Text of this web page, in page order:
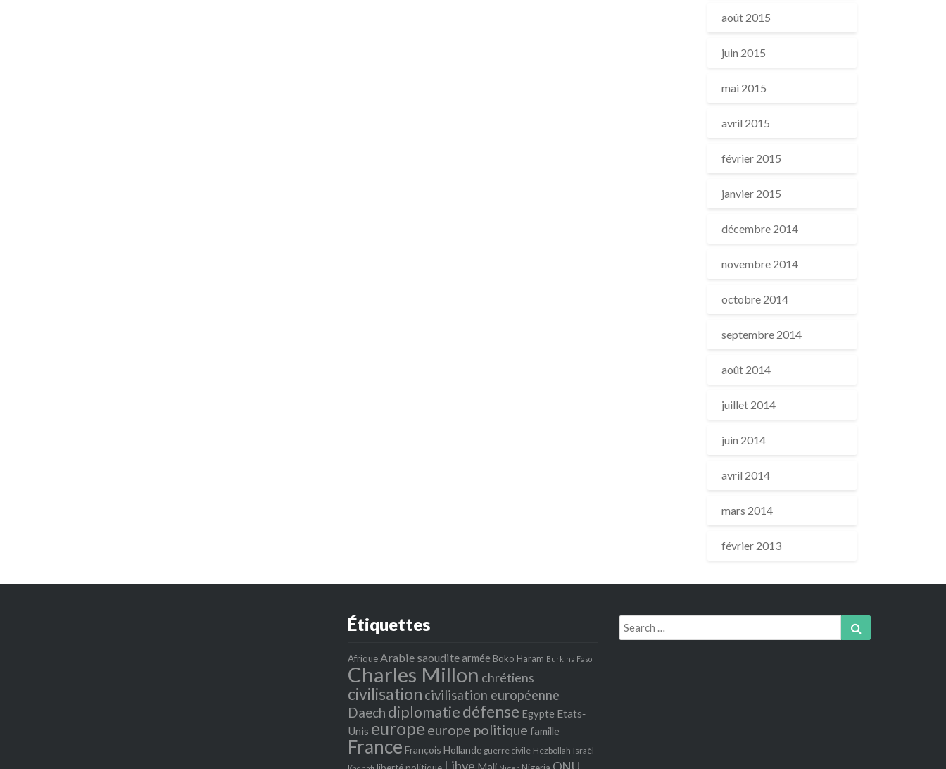
août 2015
juin 2015
mai 2015
avril 2015
février 2015
janvier 2015
décembre 2014
novembre 2014
octobre 2014
septembre 2014
août 2014
juillet 2014
juin 2014
avril 2014
mars 2014
février 2013
Étiquettes
Afrique Arabie saoudite armée Boko Haram Burkina Faso
Charles Millon chrétiens
civilisation civilisation européenne
Daech diplomatiedéfense Egypte Etats‐
Unis europeeurope politique famille
France François Hollande guerre civile Hezbollah Israël
Search
for: